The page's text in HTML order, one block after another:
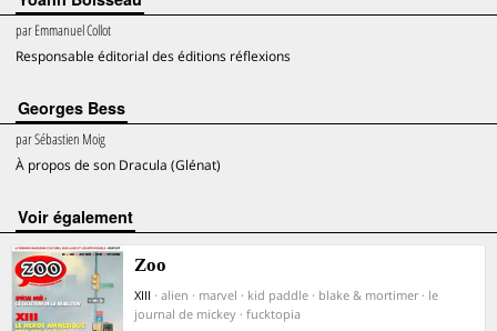
parEmmanuel Collot
Responsable éditorial des éditions réflexions
Georges Bess
parSébastien Moig
À propos de son Dracula (Glénat)
voir également
Zoo
XIII · alien · marvel · kid paddle · blake & mortimer · le
journal de mickey · fucktopia